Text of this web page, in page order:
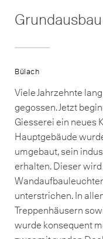
Bülach
Viele Jahrzehnte
gegossen. Jetzt
Giesserei ein neues
Hauptgebäude
umgebaut, sein
erhalten. Dieser
unterstrichen. In
Treppenhäusern
wurde konsequent